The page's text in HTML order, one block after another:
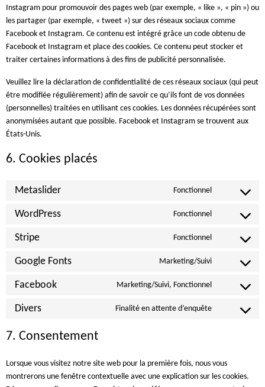
Instagram pour promouvoir des pages web (par exemple, « like », « pin ») ou
les partager (par exemple, « tweet ») sur des réseaux sociaux comme
Facebook et Instagram. Ce contenu est intégré grâce un code obtenu de
Facebook et Instagram et place des cookies. Ce contenu peut stocker et
traiter certaines informations à des fins de publicité personnalisée.
Veuillez lire la déclaration de confidentialité de ces réseaux sociaux (qui peut
être modifiée régulièrement) afin de savoir ce qu’ils font de vos données
(personnelles) traitées en utilisant ces cookies. Les données récupérées sont
anonymisées autant que possible. Facebook et Instagram se trouvent aux
États-Unis.
6. Cookies placés
Metaslider
Fonctionnel
Consent
metaslider
WordPress
Fonctionnel
Consent
wordpress
Stripe
Fonctionnel
Consent
Google Fonts
Marketing/Suivi
Consent
google-
Facebook
Marketing/Suivi, Fonctionnel
Consent
Divers
Finalité en attente d’enquête
Consent
divers
7. Consentement
Lorsque vous visitez notre site web pour la première fois, nous vous
montrerons une fenêtre contextuelle avec une explication sur les cookies.